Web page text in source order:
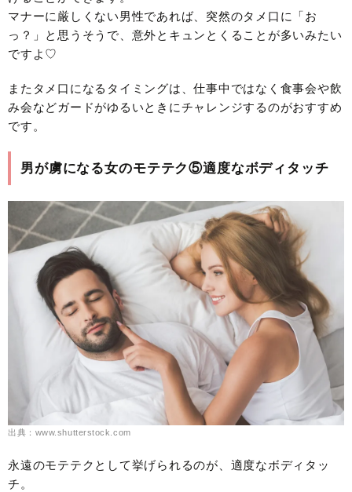
マナーに厳しくない男性であれば、突然のタメ口に「お
っ？」と思うそうで、意外とキュンとくることが多いみたい
ですよ♡
またタメ口になるタイミングは、仕事中ではなく食事会や飲
み会などガードがゆるいときにチャレンジするのがおすすめ
です。
男が虜になる女のモテテク⑤適度なボディタッチ
出典：www.shutterstock.com
永遠のモテテクとして挙げられるのが、適度なボディタッ
チ。